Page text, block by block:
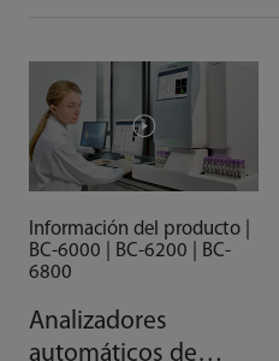
Información del producto |
BC-6000 | BC-6200 | BC-
6800
Analizadores
automáticos de